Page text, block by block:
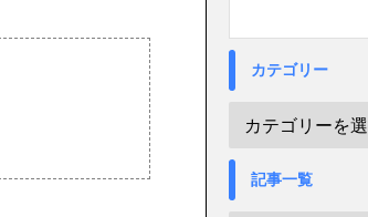
カテゴリー
記事一覧